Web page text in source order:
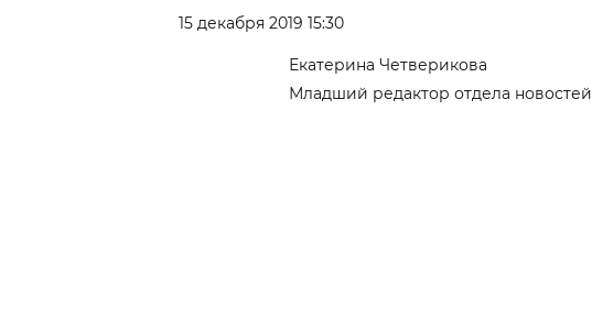
15 декабря 2019 15:30
Екатерина Четверикова
Младший редактор отдела новостей